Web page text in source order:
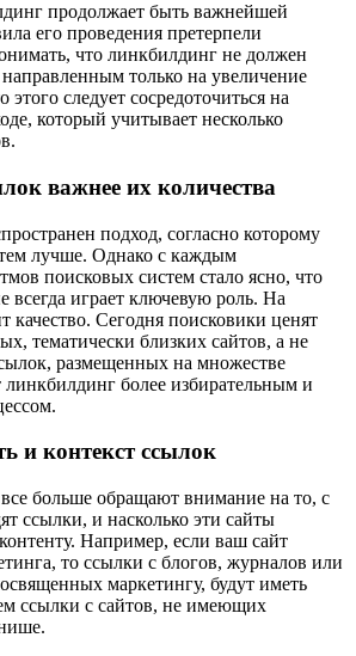
продолжает быть важнейшей
его проведения претерпели
что линкбилдинг не должен
только на увеличение
следует сосредоточиться на
который учитывает несколько
важнее их количества
подход, согласно которому
лучше. Однако с каждым
поисковых систем стало ясно, что
всегда играет ключевую роль. На
качество. Сегодня поисковики ценят
тематически близких сайтов, а не
размещенных на множестве
линкбилдинг более избирательным и
и контекст ссылок
больше обращают внимание на то, с
ссылки, и насколько эти сайты
Например, если ваш сайт
то ссылки с блогов, журналов или
маркетингу, будут иметь
ссылки с сайтов, не имеющих